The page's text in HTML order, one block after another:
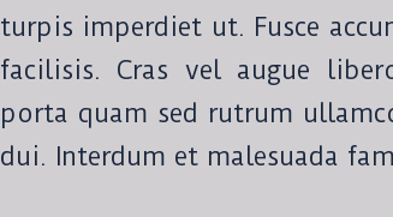
turpis imperdiet ut. Fusce
facilisis. Cras vel augue
porta quam sed rutrum
dui. Interdum et malesuada